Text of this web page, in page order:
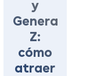
y
Generación
Z:
cómo
atraer